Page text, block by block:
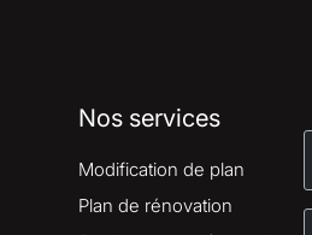
Nos services
Modification de plan
Plan de rénovation